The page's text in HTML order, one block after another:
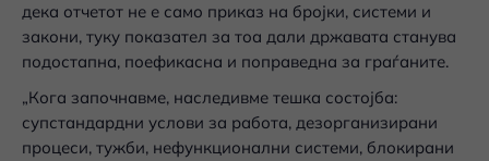
дека отчетот не е само приказ на бројки, системи и
закони, туку показател за тоа дали државата станува
подостапна, поефикасна и поправедна за граѓаните.
„Кога започнавме, наследивме тешка состојба:
супстандардни услови за работа, дезорганизирани
процеси, тужби, нефункционални системи, блокирани